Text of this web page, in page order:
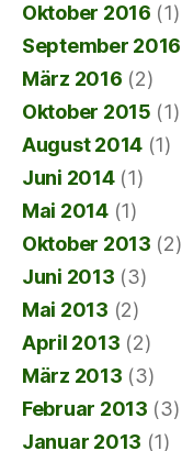
Oktober 2016 (1)
September 2016
März 2016 (2)
Oktober 2015 (1)
August 2014 (1)
Juni 2014(1)
Mai 2014(1)
Oktober 2013 (2)
Juni 2013 (3)
Mai 2013 (2)
April 2013 (2)
März 2013 (3)
Februar 2013 (3)
Januar 2013 (1)